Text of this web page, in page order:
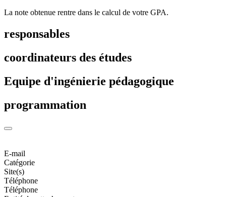
La note obtenue rentre dans le calcul de votre GPA.
responsables
coordinateurs des études
Equipe d'ingénierie pédagogique
programmation
E-mail
Catégorie
Site(s)
Téléphone
Téléphone